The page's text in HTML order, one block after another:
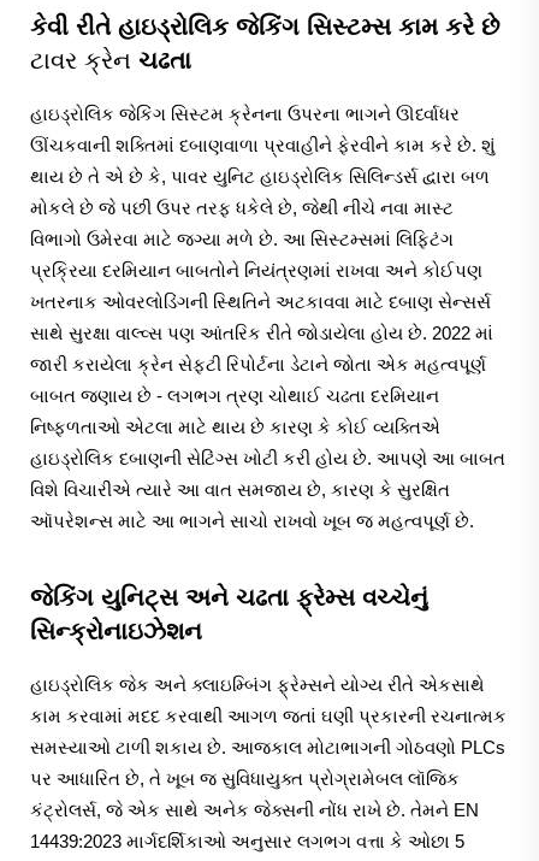
કેવી રીતે હાઇડ્રોલિક જેકિંગ સિસ્ટમ્સ કામ કરે છે
ટાવર ક્રેન ચઢતા
હાઇડ્રોલિક જેકિંગ સિસ્ટમ ક્રેનના ઉપરના ભાગને ઊર્ધ્વાધર
ઊંચકવાની શક્તિમાં દબાણવાળા પ્રવાહીને ફેરવીને કામ કરે છે. શું
થાય છે તે એ છે કે, પાવર યુનિટ હાઇડ્રોલિક સિલિન્ડર્સ દ્વારા બળ
મોકલે છે જે પછી ઉપર તરફ ધકેલે છે, જેથી નીચે નવા માસ્ટ
વિભાગો ઉમેરવા માટે જગ્યા મળે છે. આ સિસ્ટમ્સમાં લિફ્ટિંગ
પ્રક્રિયા દરમિયાન બાબતોને નિયંત્રણમાં રાખવા અને કોઈપણ
ખતરનાક ઓવરલોડિંગની સ્થિતિને અટકાવવા માટે દબાણ સેન્સર્સ
સાથે સુરક્ષા વાલ્વ્સ પણ આંતરિક રીતે જોડાયેલા હોય છે. 2022 માં
જારી કરાયેલા ક્રેન સેફ્ટી રિપોર્ટના ડેટાને જોતા એક મહત્વપૂર્ણ
બાબત જણાય છે - લગભગ ત્રણ ચોથાઈ ચઢતા દરમિયાન
નિષ્ફળતાઓ એટલા માટે થાય છે કારણ કે કોઈ વ્યક્તિએ
હાઇડ્રોલિક દબાણની સેટિંગ્સ ખોટી કરી હોય છે. આપણે આ બાબત
વિશે વિચારીએ ત્યારે આ વાત સમજાય છે, કારણ કે સુરક્ષિત
ઑપરેશન્સ માટે આ ભાગને સાચો રાખવો ખૂબ જ મહત્વપૂર્ણ છે.
જેકિંગ યુનિટ્સ અને ચઢતા ફ્રેમ્સ વચ્ચેનું
સિન્ક્રોનાઇઝેશન
હાઇડ્રોલિક જેક અને ક્લાઇમ્બિંગ ફ્રેમ્સને યોગ્ય રીતે એકસાથે
કામ કરવામાં મદદ કરવાથી આગળ જતાં ઘણી પ્રકારની રચનાત્મક
સમસ્યાઓ ટાળી શકાય છે. આજકાલ મોટાભાગની ગોઠવણો PLCs
પર આધારિત છે, તે ખૂબ જ સુવિધાયુક્ત પ્રોગ્રામેબલ લૉજિક
કંટ્રોલર્સ, જે એક સાથે અનેક જેક્સની નોંધ રાખે છે. તેમને EN
14439:2023 માર્ગદર્શિકાઓ અનુસાર લગભગ વત્તા કે ઓછા 5